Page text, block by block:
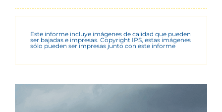
Este informe incluye imágenes de calidad que pueden
ser bajadas e impresas. Copyright IPS, estas imágenes
sólo pueden ser impresas junto con este informe